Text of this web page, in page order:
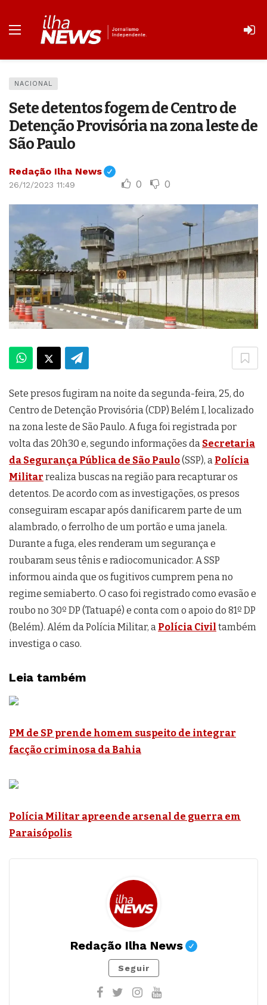
NACIONAL
Sete detentos fogem de Centro de
Detenção Provisória na zona leste de
São Paulo
Redação Ilha News
26/12/2023 11:49 0 0
Sete presos fugiram na noite da segunda-feira, 25, do
Centro de Detenção Provisória (CDP) Belém I, localizado
na zona leste de São Paulo. A fuga foi registrada por
volta das 20h30 e, segundo informações da Secretaria
da Segurança Pública de São Paulo(SSP), a Polícia
Militar realiza buscas na região para recapturar os
detentos. De acordo com as investigações, os presos
conseguiram escapar após danificarem parte de um
alambrado, o ferrolho de um portão e uma janela.
Durante a fuga, eles renderam um segurança e
roubaram seus tênis e radiocomunicador. A SSP
informou ainda que os fugitivos cumprem pena no
regime semiaberto. O caso foi registrado como evasão e
roubo no 30º DP (Tatuapé) e conta com o apoio do 81º DP
(Belém). Além da Polícia Militar, a Polícia Civil também
investiga o caso.
Leia também
PM de SP prende homem suspeito de integrar
facção criminosa da Bahia
Polícia Militar apreende arsenal de guerra em
Paraisópolis
Redação Ilha News
Seguir